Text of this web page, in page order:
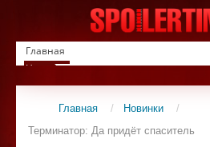
Главная
Новинки
Список фильмов
СериалыГлавная / Новинки
/
Терминатор: Да придёт спаситель